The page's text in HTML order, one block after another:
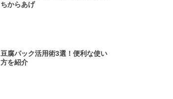
ちからあげ
豆腐パック活用術3選！便利な使い
方を紹介